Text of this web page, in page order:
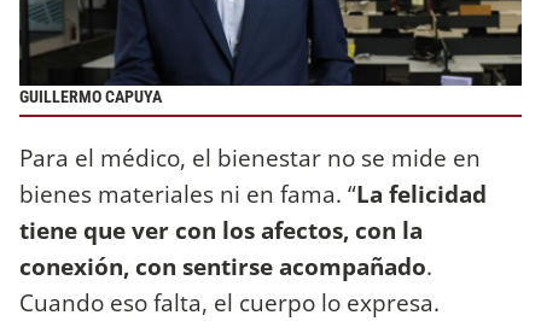
GUILLERMO CAPUYA
Para el médico, el bienestar no se mide en
bienes materiales ni en fama. “La felicidad
tiene que ver con los afectos, con la
conexión, con sentirse acompañado.
Cuando eso falta, el cuerpo lo expresa.